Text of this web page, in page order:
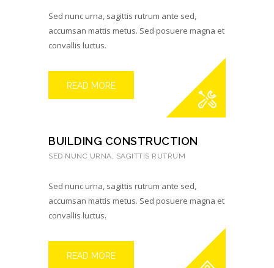
Sed nunc urna, sagittis rutrum ante sed,
accumsan mattis metus. Sed posuere magna et
convallis luctus.
READ MORE
BUILDING CONSTRUCTION
SED NUNC URNA, SAGITTIS RUTRUM
Sed nunc urna, sagittis rutrum ante sed,
accumsan mattis metus. Sed posuere magna et
convallis luctus.
READ MORE